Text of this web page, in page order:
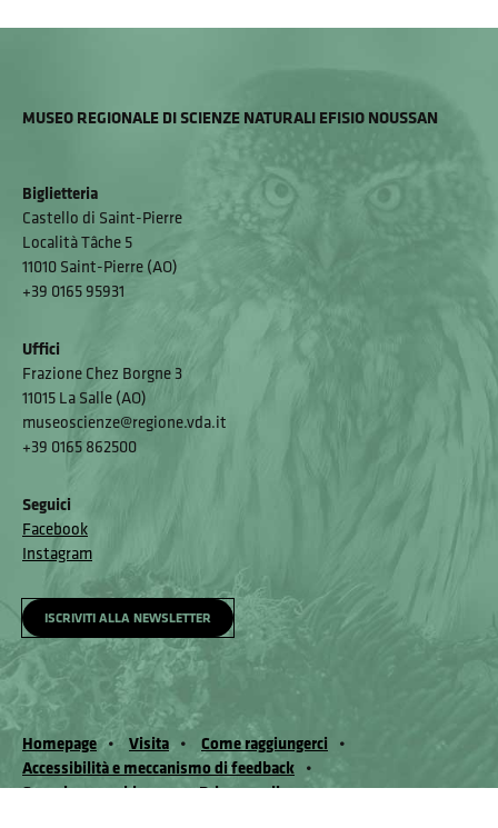
MUSEO REGIONALE DI SCIENZE NATURALI EFISIO NOUSSAN
Biglietteria
Castello di Saint-Pierre
Località Tâche 5
11010 Saint-Pierre (AO)
+39 0165 95931
Uffici
Frazione Chez Borgne 3
11015 La Salle (AO)
museoscienze@regione.vda.it
+39 0165 862500
Seguici
Facebook
Instagram
ISCRIVITI ALLA NEWSLETTER
Homepage Visita
Come raggiungerci
Accessibilità e meccanismo di feedback
Segnala un problema
Privacy policy